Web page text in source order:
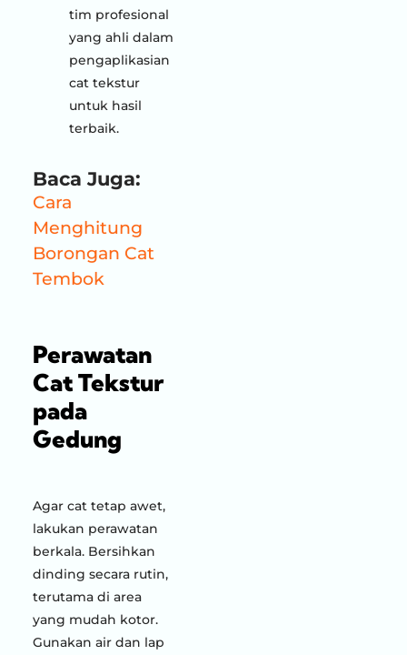
tim profesional
yang ahli dalam
pengaplikasian
cat tekstur
untuk hasil
terbaik.
Baca Juga:
Cara
Menghitung
Borongan Cat
Tembok
Perawatan
Cat Tekstur
pada
Gedung
Agar cat tetap awet,
lakukan perawatan
berkala. Bersihkan
dinding secara rutin,
terutama di area
yang mudah kotor.
Gunakan air dan lap